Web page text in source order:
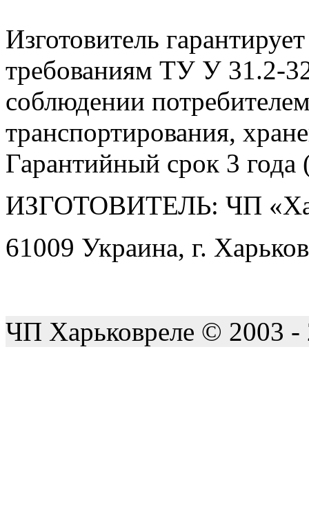
Изготовитель
требованиям ТУ У 31.2-
соблюдении
транспортирования,
Гарантийный срок 3 года
ИЗГОТОВИТЕЛЬ: ЧП
61009 Украина, г.
ЧП Харьковреле © 2003 -